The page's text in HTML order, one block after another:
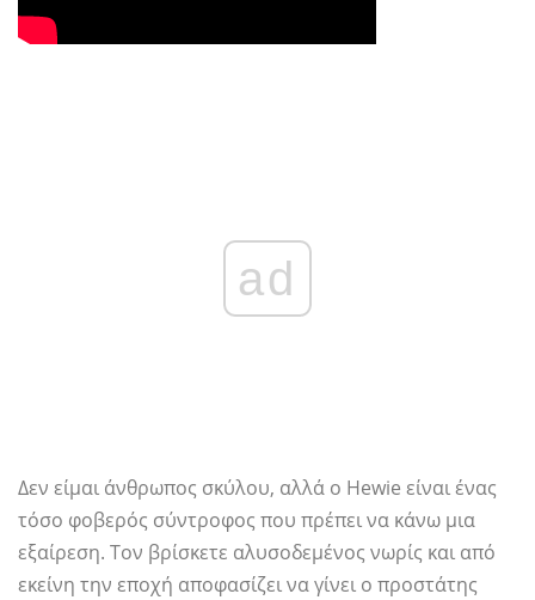
ad
Δεν είμαι άνθρωπος σκύλου, αλλά ο Hewie είναι ένας
τόσο φοβερός σύντροφος που πρέπει να κάνω μια
εξαίρεση. Τον βρίσκετε αλυσοδεμένος νωρίς και από
εκείνη την εποχή αποφασίζει να γίνει ο προστάτης